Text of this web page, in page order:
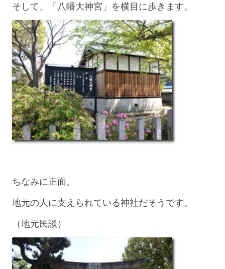
そして、「八幡大神宮」を横目に歩きます。
ちなみに正面。
地元の人に支えられている神社だそうです。
（地元民談）